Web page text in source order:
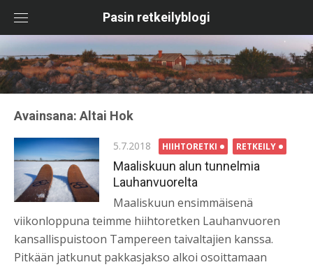
content
Pasin retkeilyblogi
Avainsana: Altai Hok
Posted
on
5.7.2018 HIIHTORETKI RETKEILY
Maaliskuun alun tunnelmia
Lauhanvuorelta
Maaliskuun ensimmäisenä
viikonloppuna teimme hiihtoretken Lauhanvuoren
kansallispuistoon Tampereen taivaltajien kanssa.
Pitkään jatkunut pakkasjakso alkoi osoittamaan